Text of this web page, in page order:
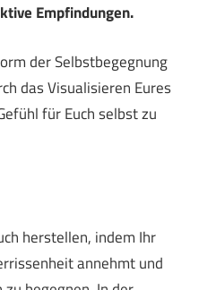
Empfindungen.
der Selbstbegegnung
das Visualisieren Eures
für Euch selbst zu
herstellen, indem Ihr
annehmt und